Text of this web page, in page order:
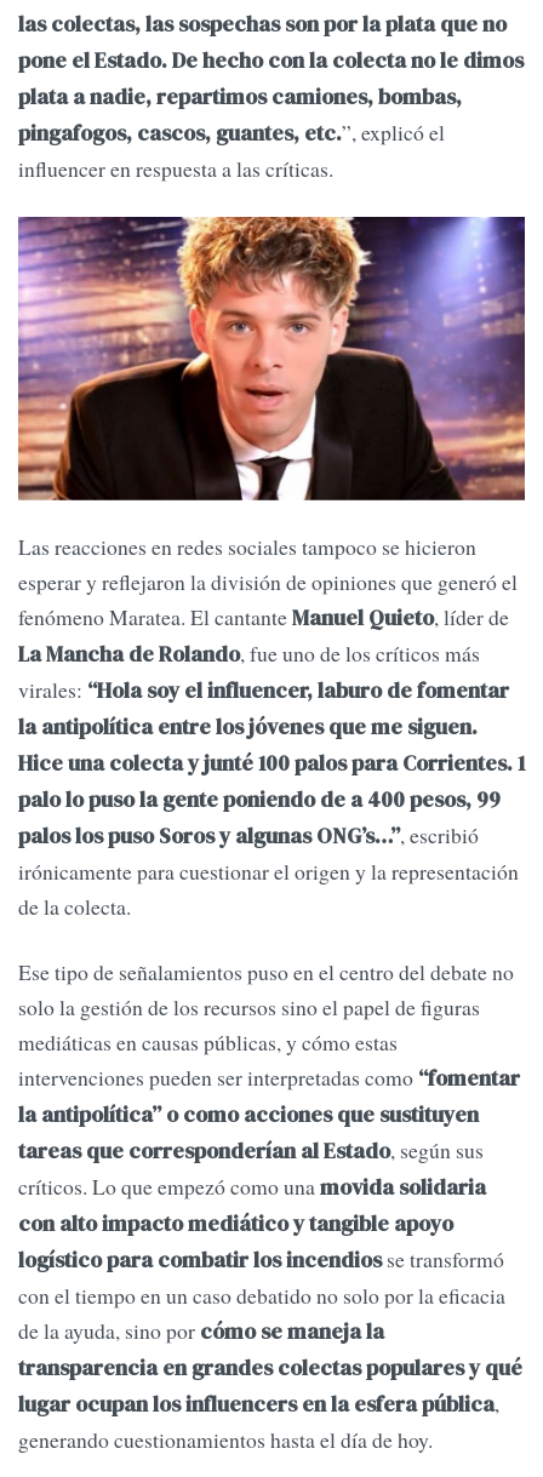
las colectas, las sospechas son por la plata que no
pone el Estado. De hecho con la colecta no le dimos
plata a nadie, repartimos camiones, bombas,
pingafogos, cascos, guantes, etc.”, explicó el
influencer en respuesta a las críticas.
Las reacciones en redes sociales tampoco se hicieron
esperar y reflejaron la división de opiniones que generó el
fenómeno Maratea. El cantanteManuel Quieto, líder de
La Mancha de Rolando, fue uno de los críticos más
virales: “Hola soy el influencer, laburo de fomentar
la antipolítica entre los jóvenes que me siguen.
Hice una colecta y junté 100 palos para Corrientes. 1
palo lo puso la gente poniendo de a 400 pesos, 99
palos los puso Soros y algunas ONG’s…”, escribió
irónicamente para cuestionar el origen y la representación
de la colecta.
Ese tipo de señalamientos puso en el centro del debate no
solo la gestión de los recursos sino el papel de figuras
mediáticas en causas públicas, y cómo estas
intervenciones pueden ser interpretadas como “fomentar
la antipolítica” o como acciones que sustituyen
tareas que corresponderían al Estado, según sus
críticos. Lo que empezó como una movida solidaria
con alto impacto mediático y tangible apoyo
logístico para combatir los incendiosse transformó
con el tiempo en un caso debatido no solo por la eficacia
de la ayuda, sino por cómo se maneja la
transparencia en grandes colectas populares y qué
lugar ocupan los influencers en la esfera pública,
generando cuestionamientos hasta el día de hoy.